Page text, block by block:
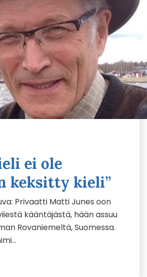
ei ole
keksitty kieli”
Privaatti Matti Junes oon
kääntäjästä, hään assuu
Rovaniemeltä, Suomessa.